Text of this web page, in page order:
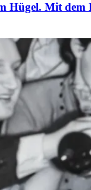
Hügel. Mit dem